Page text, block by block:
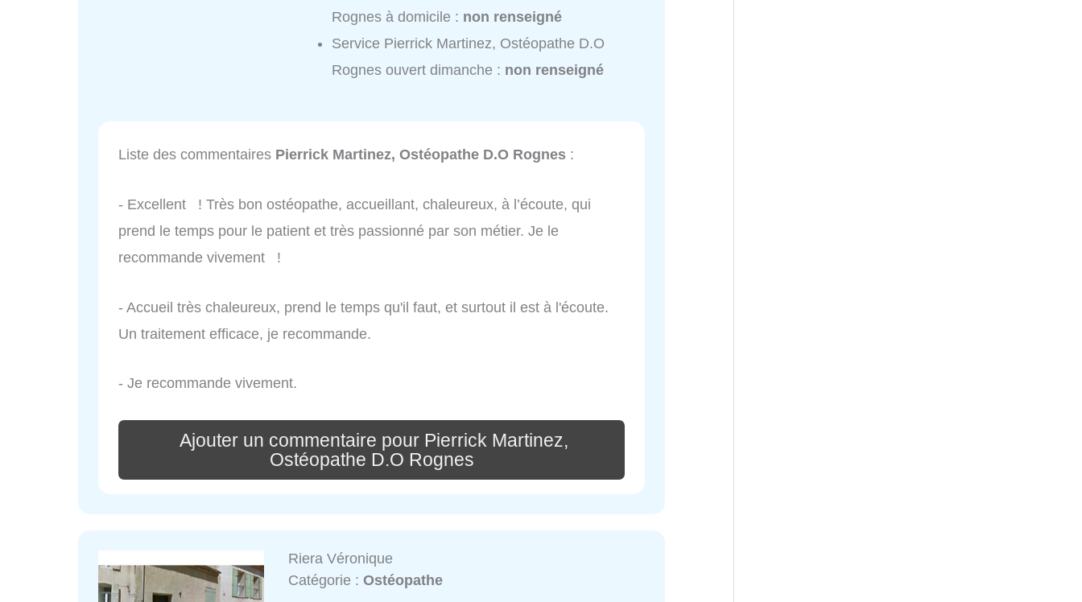
Rognes à domicile : non renseigné
Service Pierrick Martinez, Ostéopathe D.O
Rognes ouvert dimanche : non renseigné
Liste des commentaires Pierrick Martinez, Ostéopathe D.O Rognes :
- Excellent ! Très bon ostéopathe, accueillant, chaleureux, à l’écoute, qui
prend le temps pour le patient et très passionné par son métier. Je le
recommande vivement !
- Accueil très chaleureux, prend le temps qu'il faut, et surtout il est à l'écoute.
Un traitement efficace, je recommande.
- Je recommande vivement.
Ajouter un commentaire pour Pierrick Martinez,
Ostéopathe D.O Rognes
Riera Véronique
Catégorie :Ostéopathe